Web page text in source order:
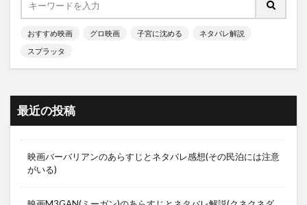
おすすめ映画 グロ映画 子宮に沈める
ネタバレ解説
スプラッタ
最近の投稿
映画バーバリアンのあらすじとネタバレ感想(その民泊には注意
がいる)